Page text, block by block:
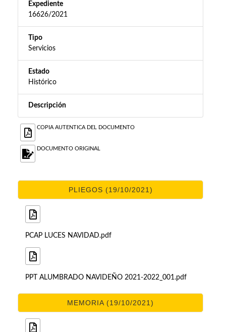
Expediente
16626/2021
Tipo
Servicios
Estado
Histórico
Descripción
COPIA AUTENTICA DEL DOCUMENTO
DOCUMENTO ORIGINAL
PLIEGOS (19/10/2021)
PCAP LUCES NAVIDAD.pdf
PPT ALUMBRADO NAVIDEÑO 2021-2022_001.pdf
MEMORIA (19/10/2021)